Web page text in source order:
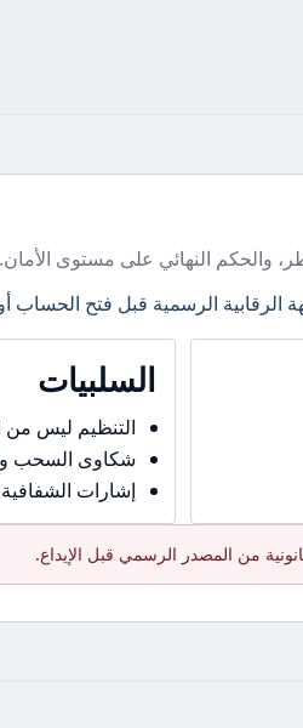
والحكم النهائي على مستوى الأمان.
الرسمية قبل فتح الحساب أو
السلبيات
التنظيم ليس من
شكاوى السحب
إشارات
من المصدر الرسمي قبل الإيداع.